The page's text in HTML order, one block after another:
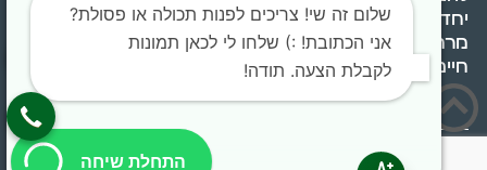
יחד, ניצור
מרחב
חיים בריא ומאוזן.
שלום זה שי! צריכים לפנות תכולה או פסולת?
אני הכתובת! :) שלחו לי לכאן תמונות
לקבלת הצעה. תודה!
התחלת שיחה